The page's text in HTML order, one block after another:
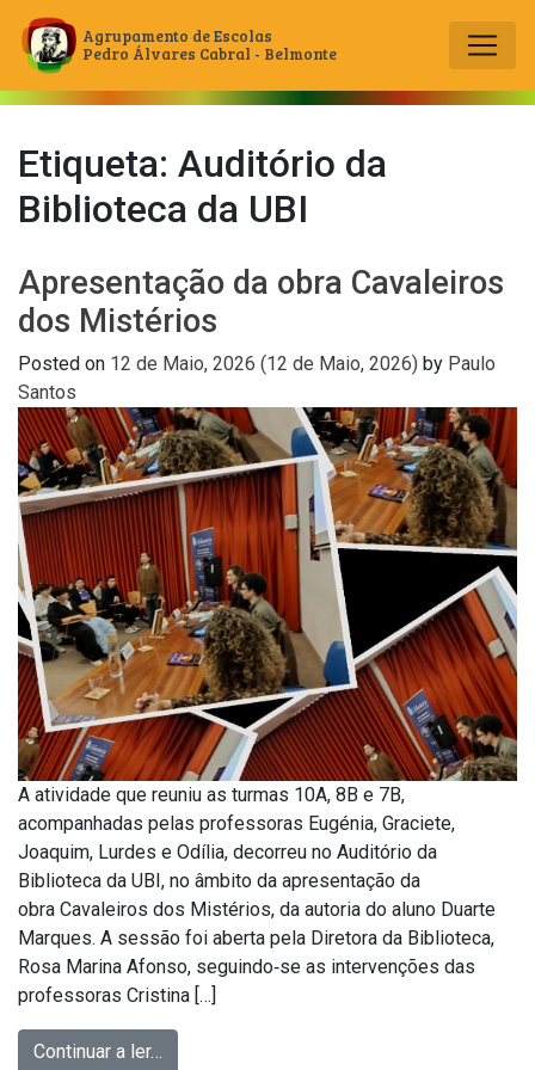
Main Navigation
Agrupamento de Escolas
Pedro Álvares Cabral - Belmonte
Etiqueta: Auditório da
Biblioteca da UBI
Apresentação da obra Cavaleiros
dos Mistérios
Posted on 12 de Maio, 2026 (12 de Maio, 2026) by Paulo
Santos
A atividade que reuniu as turmas 10A, 8B e 7B,
acompanhadas pelas professoras Eugénia, Graciete,
Joaquim, Lurdes e Odília, decorreu no Auditório da
Biblioteca da UBI, no âmbito da apresentação da
obra Cavaleiros dos Mistérios, da autoria do aluno Duarte
Marques. A sessão foi aberta pela Diretora da Biblioteca,
Rosa Marina Afonso, seguindo‑se as intervenções das
professoras Cristina […]
Continuar a ler…